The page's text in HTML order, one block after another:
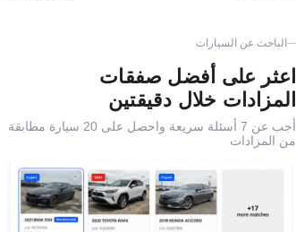
الباحث عن السيارات
اعثر على أفضل صفقات
المزادات خلال دقيقتين
أجب عن 7 أسئلة سريعة واحصل على 20 سيارة مطابقة
من المزادات